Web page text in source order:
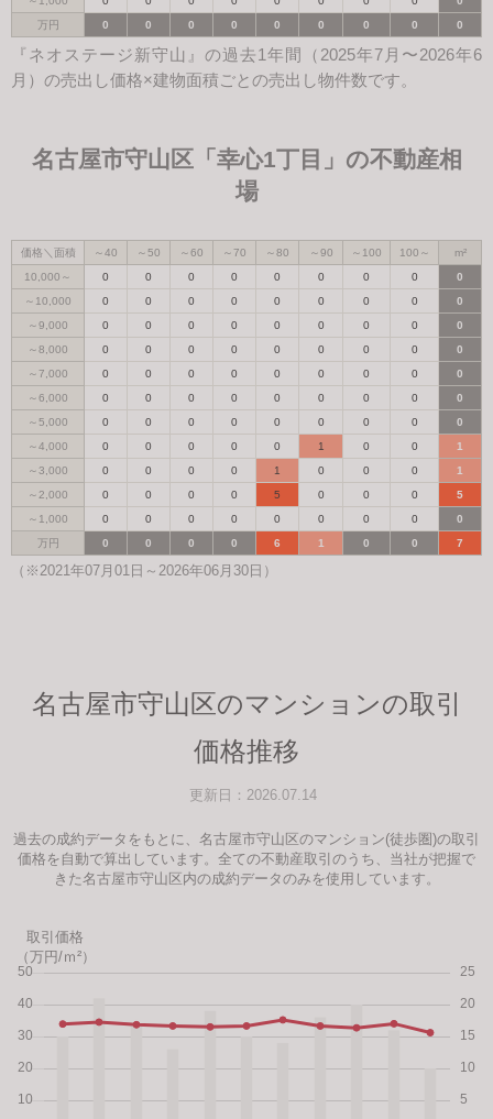
万円
0 0 0 0 0 0 0 0 0
『ネオステージ新守山』の過去1年間（2025年7月〜2026年6
月）の売出し価格×建物面積ごとの売出し物件数です。
名古屋市守山区「幸心1丁目」の不動産相
場
価格＼面積 ～40 ～50 ～60 ～70 ～80 ～90 ～100 100～
m²
10,000～
0 0 0 0 0 0 0 0
0
～10,000
0 0 0 0 0 0 0 0
0
～9,000
0 0 0 0 0 0 0 0
0
～8,000
0 0 0 0 0 0 0 0
0
～7,000
0 0 0 0 0 0 0 0
0
～6,000
0 0 0 0 0 0 0 0
0
～5,000
0 0 0 0 0 0 0 0
0
～4,000
0 0 0 0 0 1 0 0
1
～3,000
0 0 0 0 1 0 0 0
1
～2,000
0 0 0 0 5 0 0 0
5
～1,000
0 0 0 0 0 0 0 0
0
万円
0 0 0 0 6 1 0 0 7
（※2021年07月01日～2026年06月30日）
名古屋市守山区のマンションの取引
価格推移
更新日：2026.07.14
過去の成約データをもとに、名古屋市守山区のマンション(徒歩圏)の取引
価格を自動で算出しています。全ての不動産取引のうち、当社が把握で
きた名古屋市守山区内の成約データのみを使用しています。
取引価格
（万円/ｍ²）